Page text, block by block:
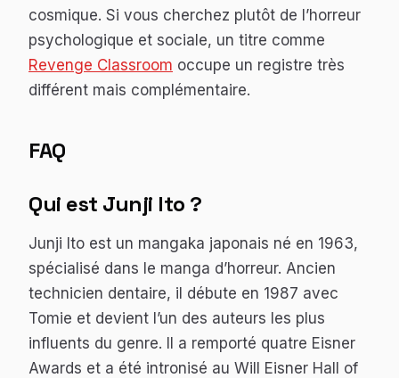
cosmique. Si vous cherchez plutôt de l’horreur
psychologique et sociale, un titre comme
Revenge Classroom occupe un registre très
différent mais complémentaire.
FAQ
Qui est Junji Ito ?
Junji Ito est un mangaka japonais né en 1963,
spécialisé dans le manga d’horreur. Ancien
technicien dentaire, il débute en 1987 avec
Tomie et devient l’un des auteurs les plus
influents du genre. Il a remporté quatre Eisner
Awards et a été intronisé au Will Eisner Hall of